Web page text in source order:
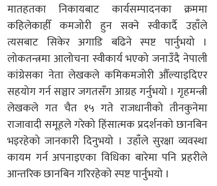
मातहतका निकायबाट कार्यसम्पादनका क्रममा
कहिलेकाहीँ कमजोरी हुन सक्ने स्वीकार्दै उहाँले
त्यसबाट सिकेर अगाडि बढिने स्पष्ट पार्नुभयो ।
लोकतन्त्रमा आलोचना स्वीकार्य भएको जनाउँदै नेपाली
कांग्रेसका नेता लेखकले कमिकमजोरी औँल्याइदिएर
सहयोग गर्न सञ्चार जगतसँग आग्रह गर्नुभयो । गृहमन्त्री
लेखकले गत चैत १५ गते राजधानीको तीनकुनेमा
राजावादी समूहले गरेको हिंसात्मक प्रदर्शनको छानबिन
भइरहेको जानकारी दिनुभयो । उहाँले सुरक्षा व्यवस्था
कायम गर्न अपनाइएका विधिका बारेमा पनि प्रहरीले
आन्तरिक छानबिन गरिरहेको स्पष्ट पार्नुभयो ।